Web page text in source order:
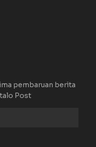
pembaruan berita
Post